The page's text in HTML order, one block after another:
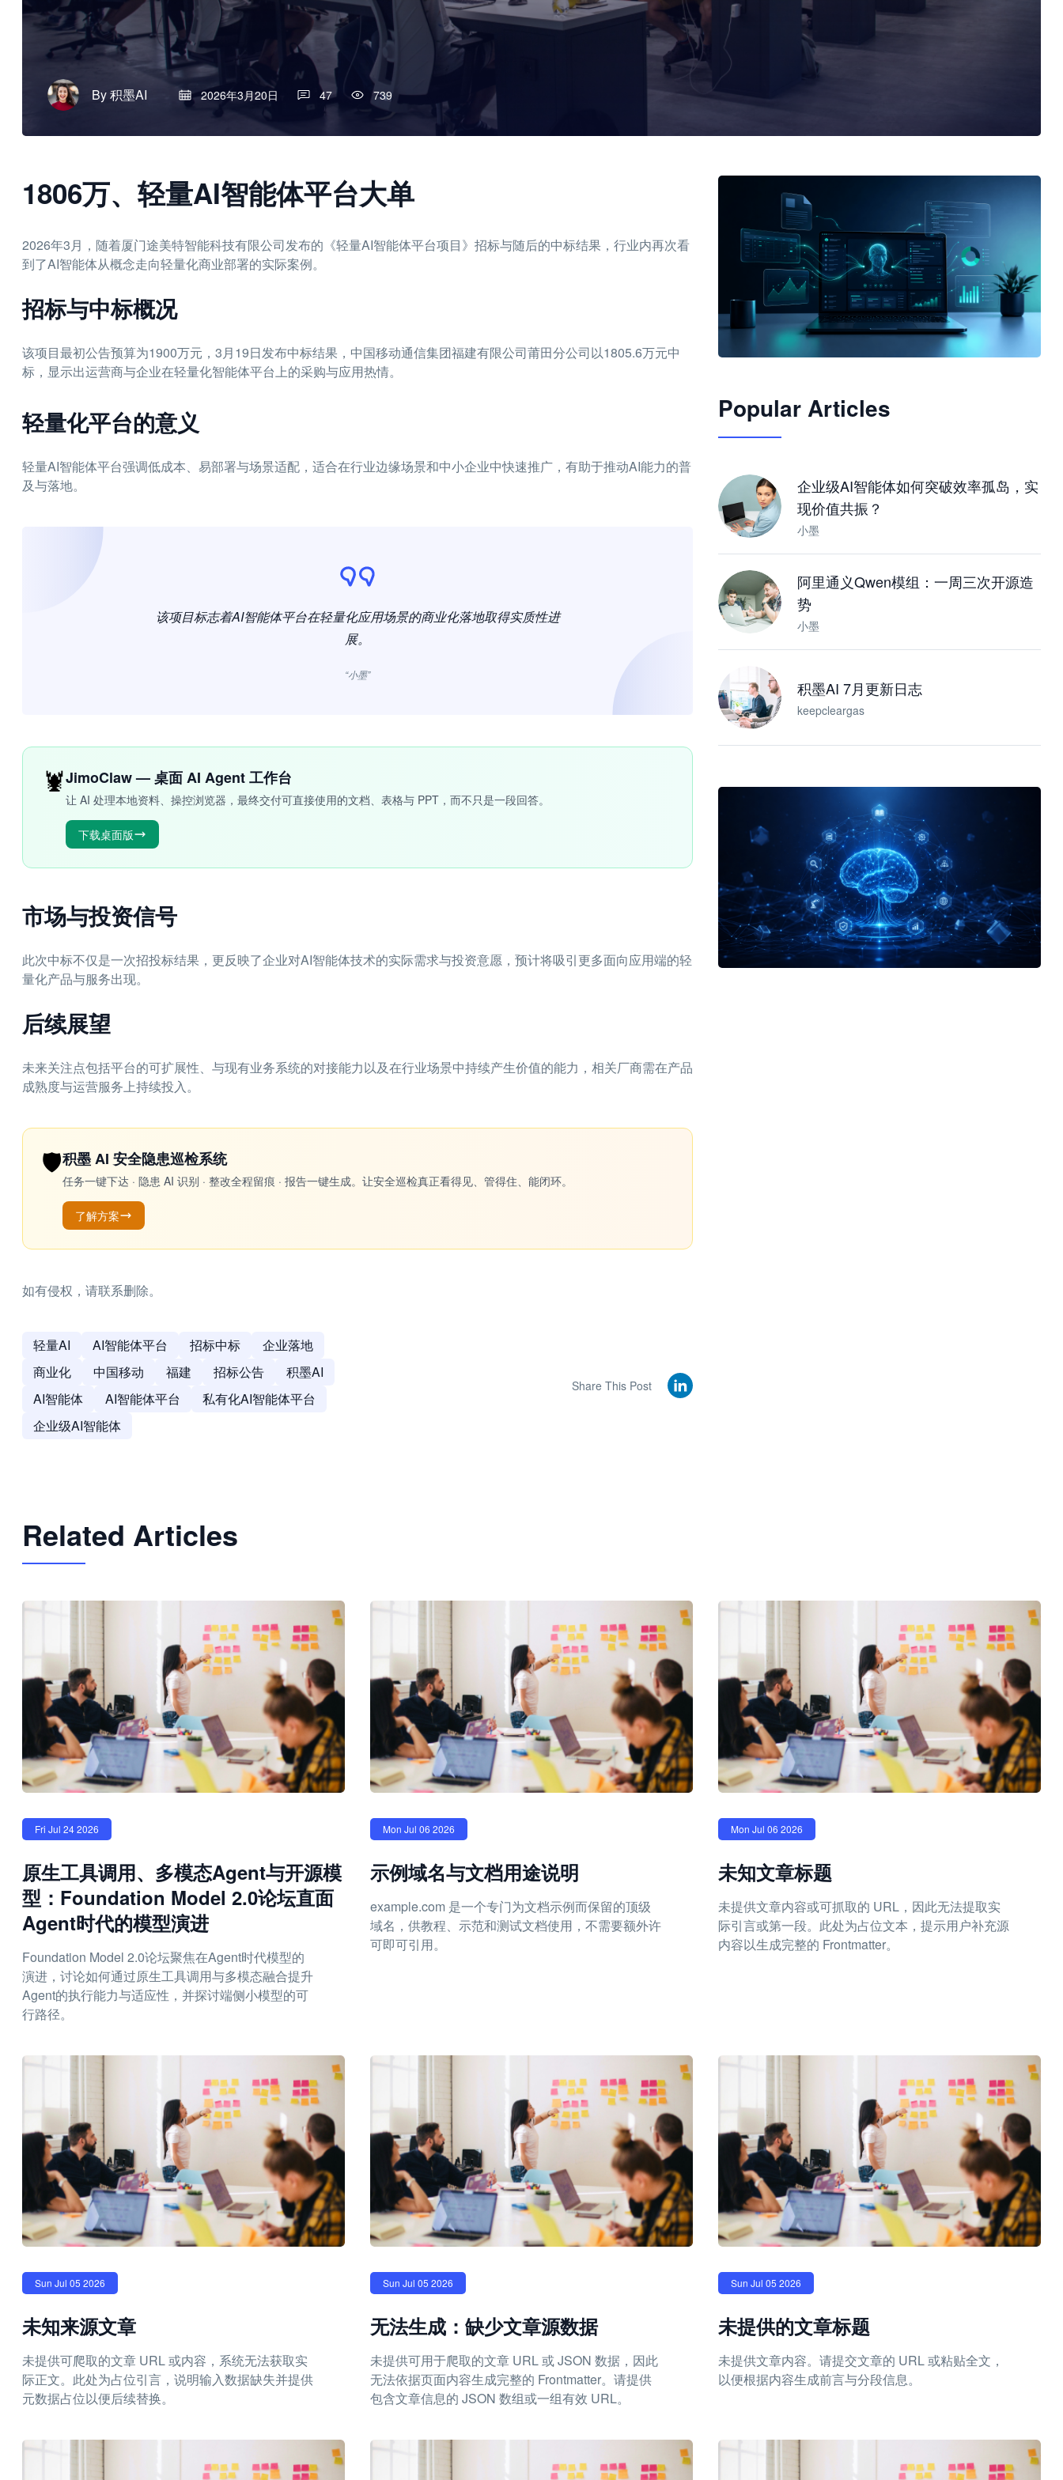
By积墨AI 2026年3月20日 47 739
1806万、轻量AI智能体平台大单
2026年3月，随着厦门途美特智能科技有限公司发布的《轻量AI智能体平台项目》招标与随后的中标结果，行业内再次看
到了AI智能体从概念走向轻量化商业部署的实际案例。
招标与中标概况
该项目最初公告预算为1900万元，3月19日发布中标结果，中国移动通信集团福建有限公司莆田分公司以1805.6万元中
标，显示出运营商与企业在轻量化智能体平台上的采购与应用热情。
轻量化平台的意义
轻量AI智能体平台强调低成本、易部署与场景适配，适合在行业边缘场景和中小企业中快速推广，有助于推动AI能力的普
及与落地。
该项目标志着AI智能体平台在轻量化应用场景的商业化落地取得实质性进
展。
“小墨”
🦞JimoClaw — 桌面 AI Agent 工作台
让 AI 处理本地资料、操控浏览器，最终交付可直接使用的文档、表格与 PPT，而不只是一段回答。
下载桌面版
市场与投资信号
此次中标不仅是一次招投标结果，更反映了企业对AI智能体技术的实际需求与投资意愿，预计将吸引更多面向应用端的轻
量化产品与服务出现。
后续展望
未来关注点包括平台的可扩展性、与现有业务系统的对接能力以及在行业场景中持续产生价值的能力，相关厂商需在产品
成熟度与运营服务上持续投入。
🛡️积墨 AI 安全隐患巡检系统
任务一键下达 · 隐患 AI 识别 · 整改全程留痕 · 报告一键生成。让安全巡检真正看得见、管得住、能闭环。
了解方案
如有侵权，请联系删除。
轻量AI AI智能体平台 招标中标
企业落地
商业化
中国移动 福建 招标公告
积墨AI
AI智能体
AI智能体平台
私有化AI智能体平台
企业级AI智能体
Share This Post
JimoClaw 桌面 AI Agent 工作台
Popular Articles
企业级AI智能体如何突破效率孤岛，实
现价值共振？
小墨
阿里通义Qwen模组：一周三次开源造
势
小墨
积墨AI 7月更新日志
keepcleargas
Related Articles
Fri Jul 24 2026
原生工具调用、多模态Agent与开源模
型：Foundation Model 2.0论坛直面
Agent时代的模型演进
Foundation Model 2.0论坛聚焦在Agent时代模型的
演进，讨论如何通过原生工具调用与多模态融合提升
Agent的执行能力与适应性，并探讨端侧小模型的可
行路径。
Mon Jul 06 2026
示例域名与文档用途说明
example.com 是一个专门为文档示例而保留的顶级
域名，供教程、示范和测试文档使用，不需要额外许
可即可引用。
Mon Jul 06 2026
未知文章标题
未提供文章内容或可抓取的 URL，因此无法提取实
际引言或第一段。此处为占位文本，提示用户补充源
内容以生成完整的 Frontmatter。
Sun Jul 05 2026
未知来源文章
未提供可爬取的文章 URL 或内容，系统无法获取实
际正文。此处为占位引言，说明输入数据缺失并提供
元数据占位以便后续替换。
Sun Jul 05 2026
无法生成：缺少文章源数据
未提供可用于爬取的文章 URL 或 JSON 数据，因此
无法依据页面内容生成完整的 Frontmatter。请提供
包含文章信息的 JSON 数组或一组有效 URL。
Sun Jul 05 2026
未提供的文章标题
未提供文章内容。请提交文章的 URL 或粘贴全文，
以便根据内容生成前言与分段信息。